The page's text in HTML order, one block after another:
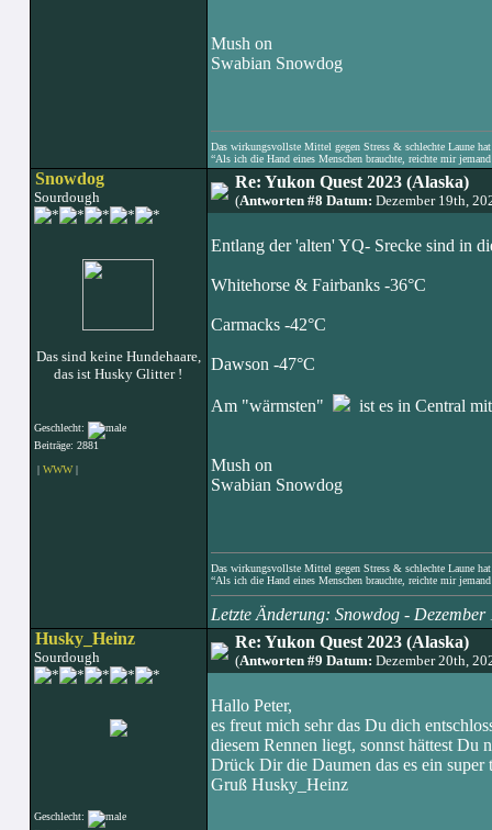
Mush on
Swabian Snowdog
Das wirkungsvollste Mittel gegen Stress & schlechte Laune
“Als ich die Hand eines Menschen brauchte, reichte mir jemand
Snowdog
Sourdough
Das sind keine Hundehaare,
das ist Husky Glitter !
Geschlecht:
Beiträge: 2881
| WWW|
Re: Yukon Quest 2023 (Alaska)
(Antworten #8 Datum: Dezember 19th,
Entlang der 'alten' YQ- Srecke sind in
Whitehorse & Fairbanks -36°C
Carmacks -42°C
Dawson -47°C
Am "wärmsten" ist es in Central mit
Mush on
Swabian Snowdog
Das wirkungsvollste Mittel gegen Stress & schlechte Laune
“Als ich die Hand eines Menschen brauchte, reichte mir jemand
Letzte Änderung: Snowdog -
Husky_Heinz
Sourdough
Geschlecht:
Re: Yukon Quest 2023 (Alaska)
(Antworten #9 Datum: Dezember 20th,
Hallo Peter,
es freut mich sehr das Du dich
diesem Rennen liegt, sonnst hättest Du
Drück Dir die Daumen das es ein super
Gruß Husky_Heinz